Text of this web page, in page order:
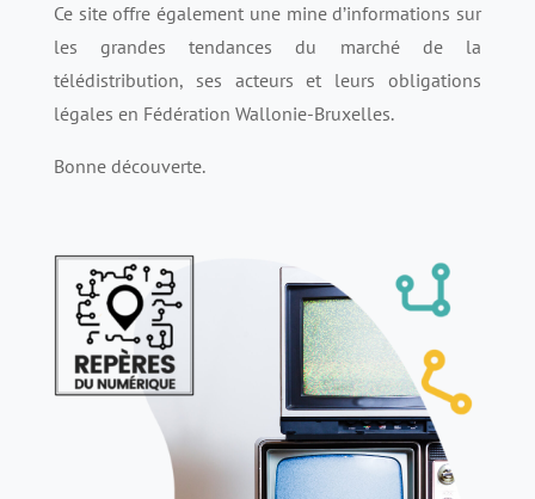
Ce site offre également une mine d’informations sur
les grandes tendances du marché de la
télédistribution, ses acteurs et leurs obligations
légales en Fédération Wallonie-Bruxelles.
Bonne découverte.